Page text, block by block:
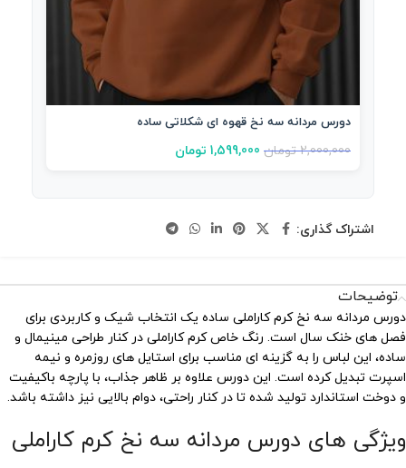
دورس مردانه سه نخ قهوه ای شکلاتی ساده
2,000,000 تومان 1,599,000 تومان
اشتراک گذاری:
توضیحات
دورس مردانه سه نخ کرم کاراملی ساده یک انتخاب شیک و کاربردی برای
فصل های خنک سال است. رنگ خاص کرم کاراملی در کنار طراحی مینیمال و
ساده، این لباس را به گزینه ای مناسب برای استایل های روزمره و نیمه
اسپرت تبدیل کرده است. این دورس علاوه بر ظاهر جذاب، با پارچه باکیفیت
و دوخت استاندارد تولید شده تا در کنار راحتی، دوام بالایی نیز داشته باشد.
ویژگی های دورس مردانه سه نخ کرم کاراملی